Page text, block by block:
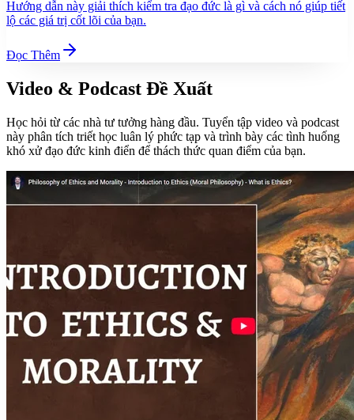
Hướng dẫn này giải thích kiểm tra đạo đức là gì và cách nó giúp tiết
lộ các giá trị cốt lõi của bạn.
Đọc Thêm
Video & Podcast Đề Xuất
Học hỏi từ các nhà tư tưởng hàng đầu. Tuyển tập video và podcast
này phân tích triết học luân lý phức tạp và trình bày các tình huống
khó xử đạo đức kinh điển để thách thức quan điểm của bạn.